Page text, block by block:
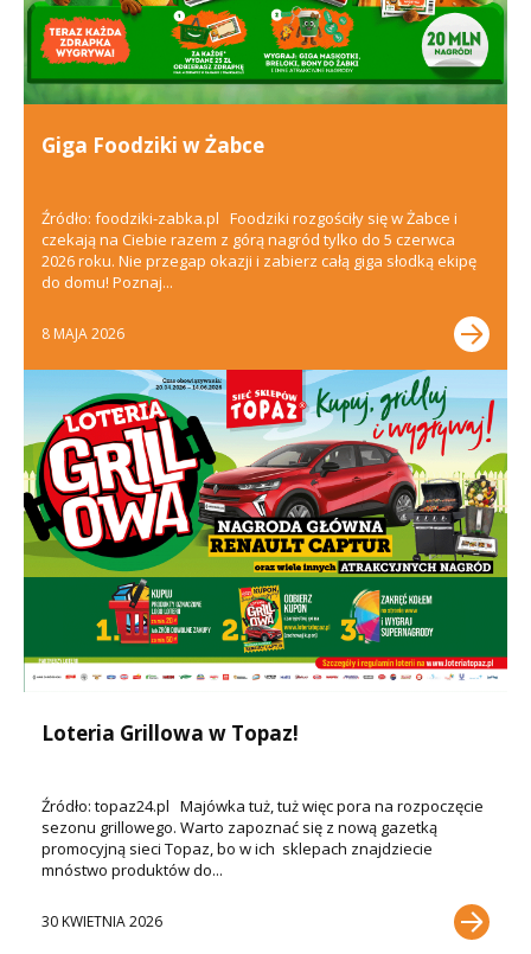
Giga Foodziki w Żabce
Źródło: foodziki-zabka.pl Foodziki rozgościły się w Żabce i
czekają na Ciebie razem z górą nagród tylko do 5 czerwca
2026 roku. Nie przegap okazji i zabierz całą giga słodką ekipę
do domu! Poznaj...
8 MAJA 2026
Loteria Grillowa w Topaz!
Źródło: topaz24.pl Majówka tuż, tuż więc pora na rozpoczęcie
sezonu grillowego. Warto zapoznać się z nową gazetką
promocyjną sieci Topaz, bo w ich sklepach znajdziecie
mnóstwo produktów do...
30 KWIETNIA 2026